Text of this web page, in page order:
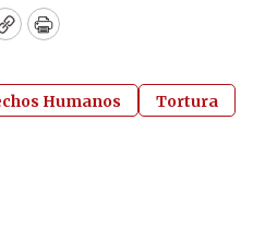
CopyPrint
Humanos Tortura